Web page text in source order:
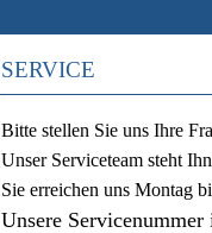
SERVICE
Bitte stellen Sie uns Ihre
Unser Serviceteam steht
Sie erreichen uns Montag
Unsere Servicenummer